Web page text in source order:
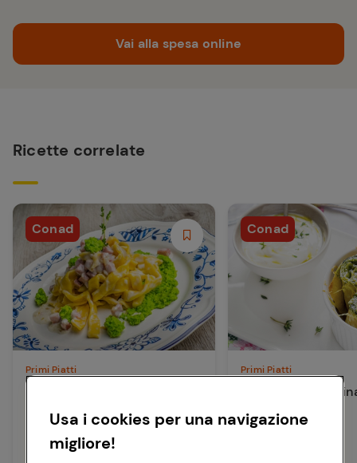
Vai alla spesa online
Ricette correlate
Conad
Primi Piatti
prosciutto e piselli
Conad
Primi Piatti
Crespelle con
ricotta
Usa i cookies per una navigazione
migliore!